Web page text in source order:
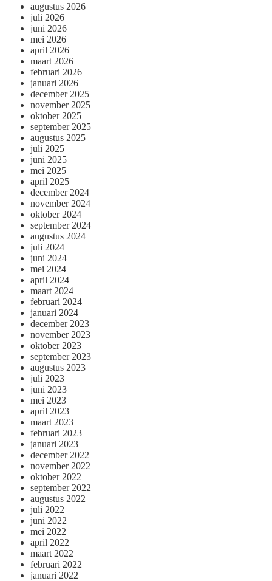
augustus 2026
juli 2026
juni 2026
mei 2026
april 2026
maart 2026
februari 2026
januari 2026
december 2025
november 2025
oktober 2025
september 2025
augustus 2025
juli 2025
juni 2025
mei 2025
april 2025
december 2024
november 2024
oktober 2024
september 2024
augustus 2024
juli 2024
juni 2024
mei 2024
april 2024
maart 2024
februari 2024
januari 2024
december 2023
november 2023
oktober 2023
september 2023
augustus 2023
juli 2023
juni 2023
mei 2023
april 2023
maart 2023
februari 2023
januari 2023
december 2022
november 2022
oktober 2022
september 2022
augustus 2022
juli 2022
juni 2022
mei 2022
april 2022
maart 2022
februari 2022
januari 2022